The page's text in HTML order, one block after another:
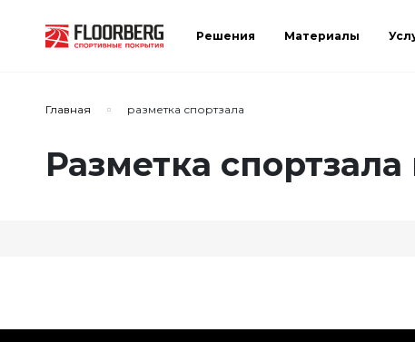
Решения Материалы
Главная разметка спортзала
Разметка спортзала